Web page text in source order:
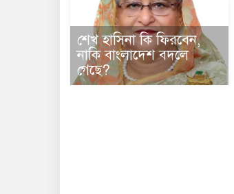
শেখ হাসিনা কি ফিরবেন,
নাকি বাংলাদেশ বদলে
গেছে?